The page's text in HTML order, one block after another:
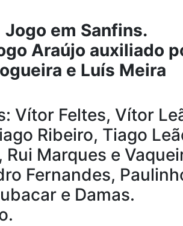
Jogo em Sanfins.
Araújo auxiliado
e Luís Meira
Vítor Feltes, Vítor
Ribeiro, Tiago
Marques e
Fernandes,
e Damas.